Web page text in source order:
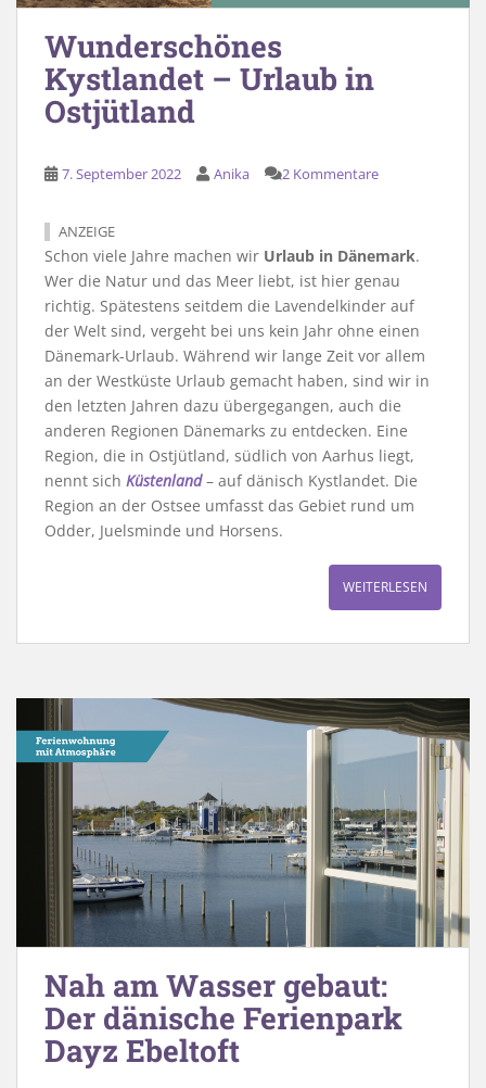
Wunderschönes
Kystlandet – Urlaub in
Ostjütland
7. September 2022 Anika 2 Kommentare
ANZEIGE
Schon viele Jahre machen wir Urlaub in Dänemark.
Wer die Natur und das Meer liebt, ist hier genau
richtig. Spätestens seitdem die Lavendelkinder auf
der Welt sind, vergeht bei uns kein Jahr ohne einen
Dänemark-Urlaub. Während wir lange Zeit vor allem
an der Westküste Urlaub gemacht haben, sind wir in
den letzten Jahren dazu übergegangen, auch die
anderen Regionen Dänemarks zu entdecken. Eine
Region, die in Ostjütland, südlich von Aarhus liegt,
nennt sich Küstenland– auf dänisch Kystlandet. Die
Region an der Ostsee umfasst das Gebiet rund um
Odder, Juelsminde und Horsens.
WEITERLESEN
Nah am Wasser gebaut:
Der dänische Ferienpark
Dayz Ebeltoft